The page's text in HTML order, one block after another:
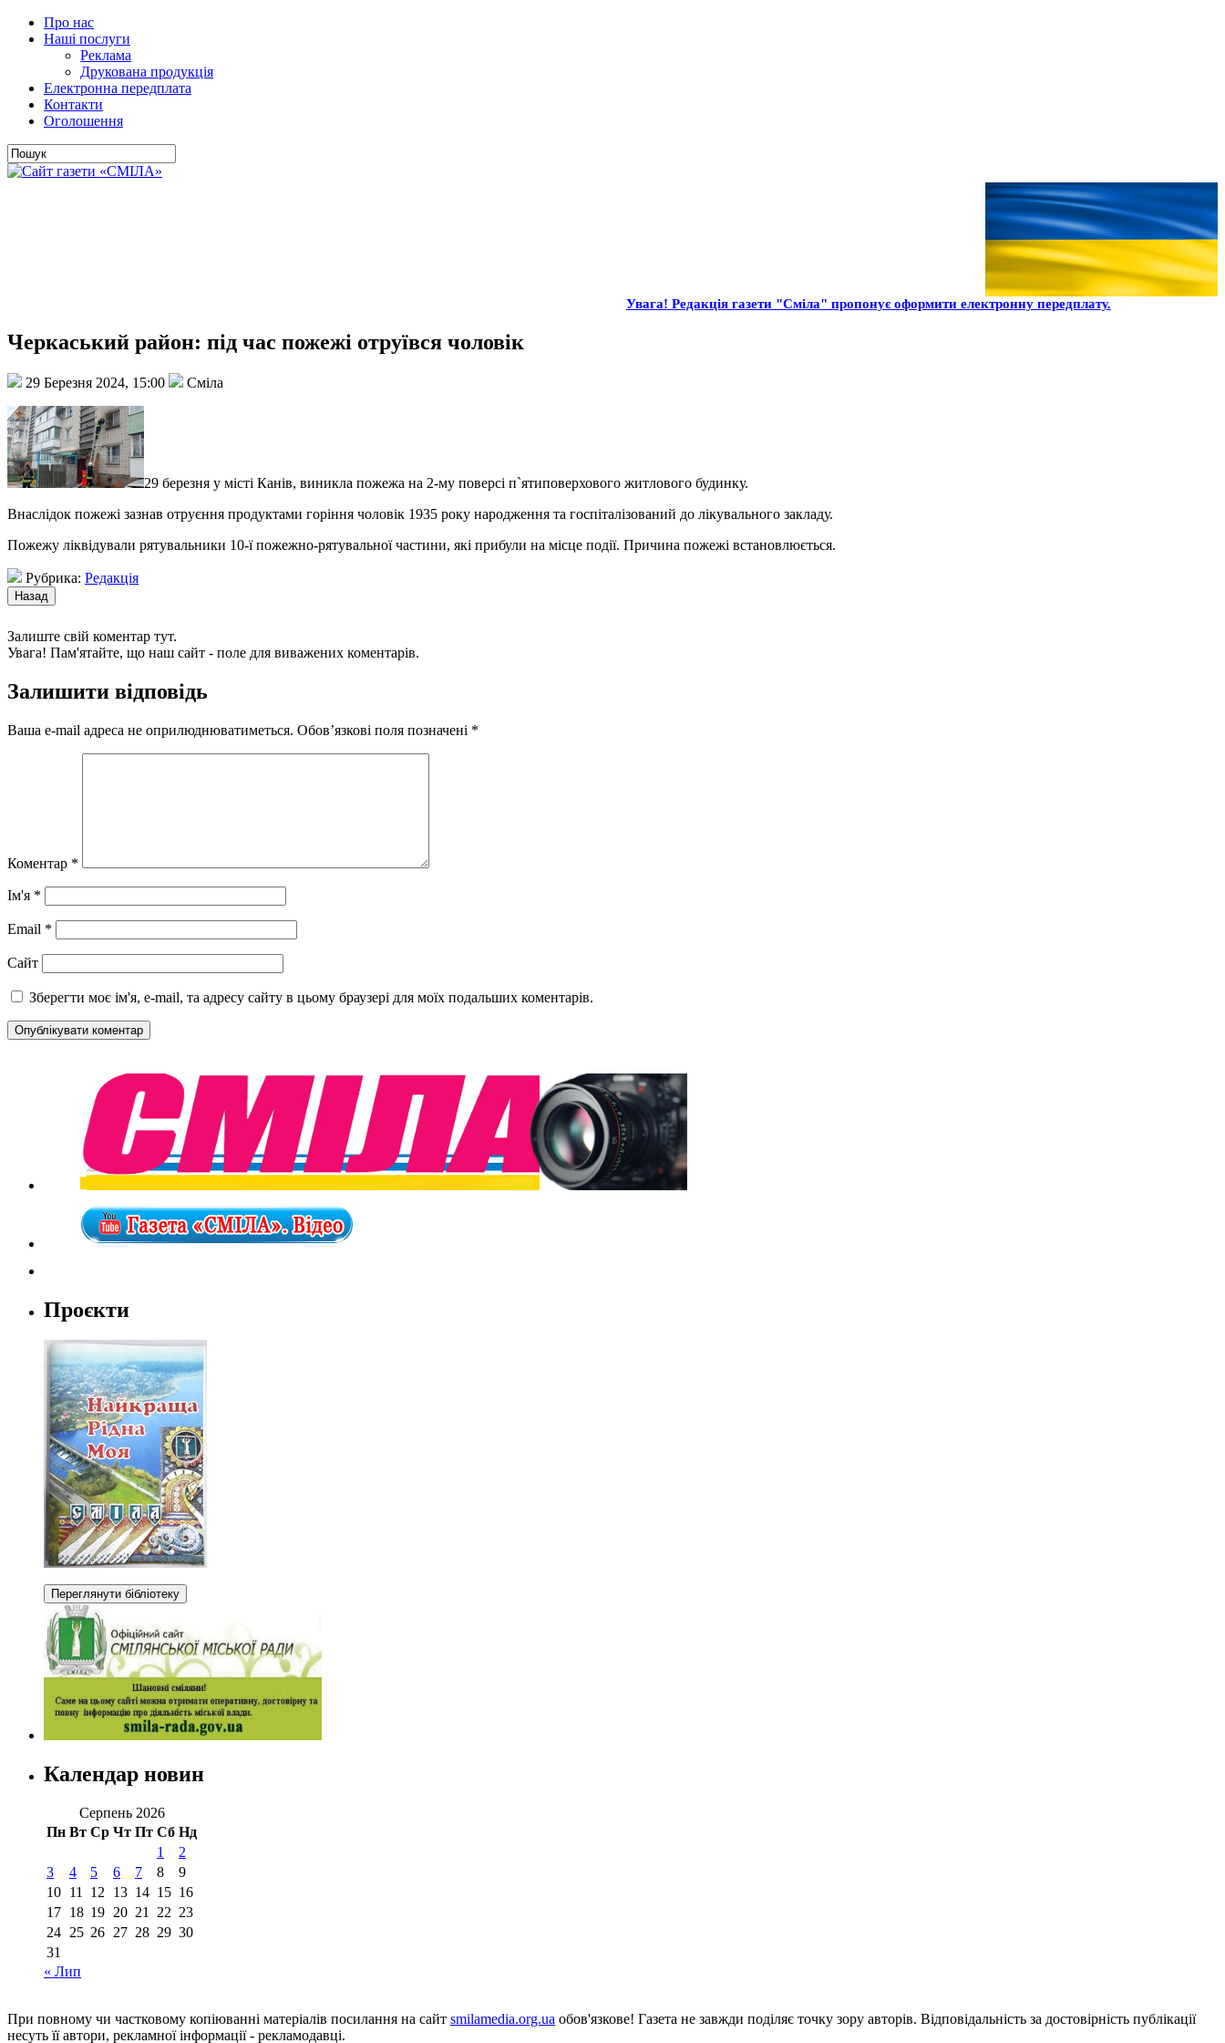
Про нас
Наші послуги
Реклама
Друкована продукція
Електронна передплата
Контакти
Оголошення
Увага! Редакція газети "Сміла" пропонує оформити електронну передплату.
Черкаський район: під час пожежі отруївся чоловік
29 Березня 2024, 15:00 Сміла
29 березня у місті Канів, виникла пожежа на 2-му поверсі п`ятиповерхового житлового будинку.
Внаслідок пожежі зазнав отруєння продуктами горіння чоловік 1935 року народження та госпіталізований до лікувального закладу.
Пожежу ліквідували рятувальники 10-ї пожежно-рятувальної частини, які прибули на місце події. Причина пожежі встановлюється.
Рубрика: Редакція
Залиште свій коментар тут.
Увага! Пам'ятайте, що наш сайт - поле для виважених коментарів.
Залишити відповідь
Ваша e-mail адреса не оприлюднюватиметься. Обов’язкові поля позначені *
Коментар *
Ім'я *
Email *
Сайт
Зберегти моє ім'я, e-mail, та адресу сайту в цьому браузері для моїх подальших коментарів.
Проєкти
Календар новин
Серпень 2026
Пн Вт Ср Чт Пт Сб Нд
1
2
3
4 5 6 7 8
9
10 11 12 13 14 15 16
17 18 19 20 21 22 23
24 25 26 27 28 29 30
31
« Лип
При повному чи частковому копіюванні матеріалів посилання на сайт smilamedia.org.ua обов'язкове! Газета не завжди поділяє точку зору авторів. Відповідальність за достовірність публікації
несуть її автори, рекламної інформації - рекламодавці.